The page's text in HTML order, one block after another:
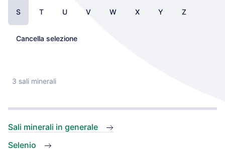
S T U V W X Y Z
Cancella selezione
3 sali minerali
Sali minerali in generale
Selenio